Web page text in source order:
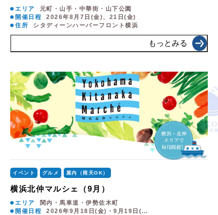
エリア
元町・山手・中華街・山下公園
開催日程
2026年8月7日(金)、21日(金)
住所
シタディーンハーバーフロント横浜
もっとみる
イベント グルメ 屋内（雨天OK）
横浜北仲マルシェ（9月）
エリア
関内・馬車道・伊勢佐木町
開催日程
2026年9月18日(金)・9月19日(…